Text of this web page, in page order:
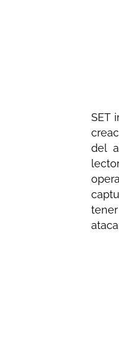
SET
del